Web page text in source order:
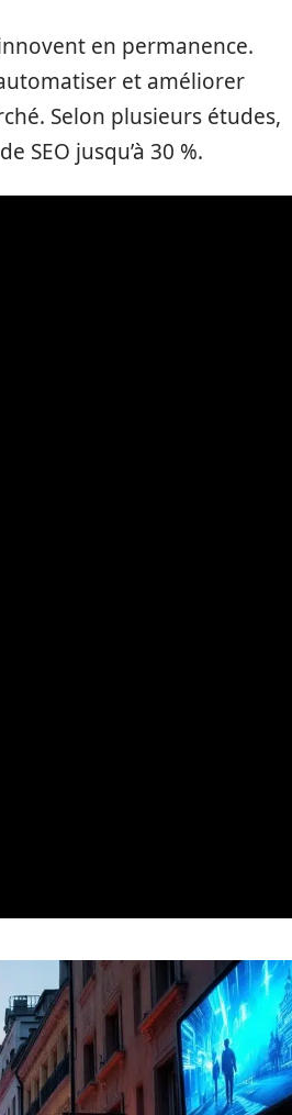
en permanence.
et améliorer
Selon plusieurs études,
SEO jusqu’à 30 %.